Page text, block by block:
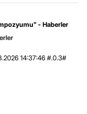
- Haberler
14:37:46 #.0.3#